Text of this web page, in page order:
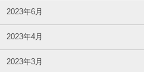
2023年6月
2023年4月
2023年3月